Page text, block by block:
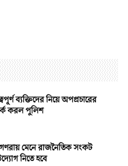
ব্যক্তিদের নিয়ে অপপ্রচারের
করল পুলিশ
মেনে রাজনৈতিক সংকট
নিতে হবে